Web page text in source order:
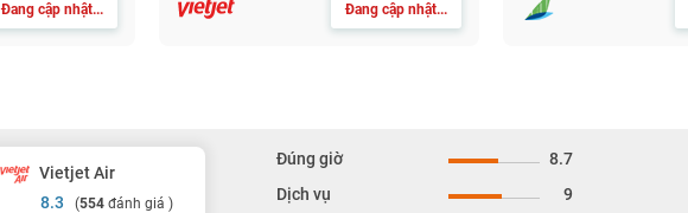
Đang cập nhật... Đang cập nhật...
Vietjet Air
8.3
(554 đánh giá )
Đúng giờ
8.7
Dịch vụ
9